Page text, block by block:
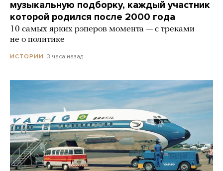
музыкальную подборку, каждый участник
которой родился после 2000 года
10 самых ярких рэперов момента — с треками
не о политике
ИСТОРИИ 3 часа назад